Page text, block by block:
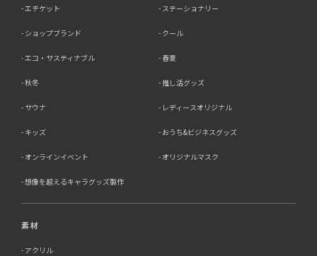
エチケット ステーショナリー
ショップブランド クール
エコ・サスティナブル 春夏
秋冬 推し活グッズ
サウナ レディースオリジナル
キッズ おうち&ビジネスグッズ
オンラインイベント オリジナルマスク
想像を超えるキャラグッズ製作
素材
アクリル